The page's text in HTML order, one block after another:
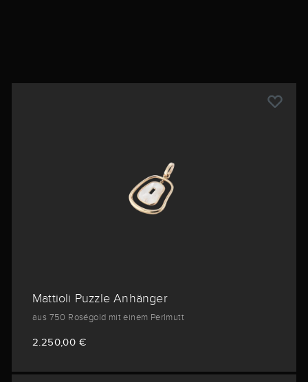
Mattioli Puzzle Anhänger
aus 750 Roségold mit einem Perlmutt
2.250,00 €